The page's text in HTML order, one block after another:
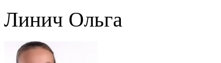
Линич Ольга